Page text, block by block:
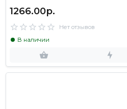
1266.00р.
Нет отзывов
В наличии